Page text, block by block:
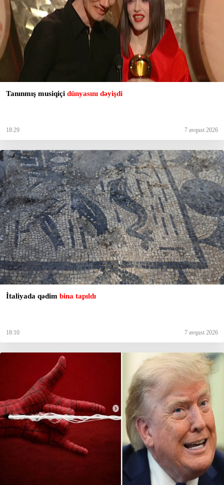
Tanınmış musiqiçi dünyasını dəyişdi
18:29 7 avqust 2026
İtaliyada qədim bina tapıldı
18:10 7 avqust 2026